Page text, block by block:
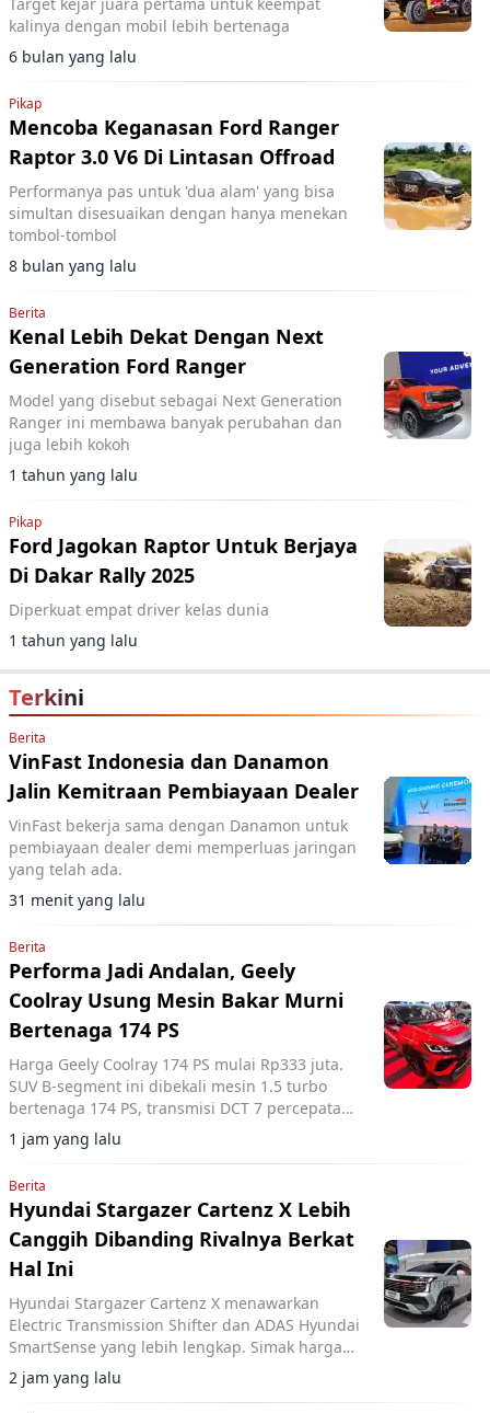
kalinya dengan mobil lebih bertenaga
6 bulan yang lalu
Pikap
Mencoba Keganasan Ford Ranger
Raptor 3.0 V6 Di Lintasan Offroad
Performanya pas untuk 'dua alam' yang bisa
simultan disesuaikan dengan hanya menekan
tombol-tombol
8 bulan yang lalu
Berita
Kenal Lebih Dekat Dengan Next
Generation Ford Ranger
Model yang disebut sebagai Next Generation
Ranger ini membawa banyak perubahan dan
juga lebih kokoh
1 tahun yang lalu
Pikap
Ford Jagokan Raptor Untuk Berjaya
Di Dakar Rally 2025
Diperkuat empat driver kelas dunia
1 tahun yang lalu
Terkini
Berita
VinFast Indonesia dan Danamon
Jalin Kemitraan Pembiayaan Dealer
VinFast bekerja sama dengan Danamon untuk
pembiayaan dealer demi memperluas jaringan
yang telah ada.
31 menit yang lalu
Berita
Performa Jadi Andalan, Geely
Coolray Usung Mesin Bakar Murni
Bertenaga 174 PS
Harga Geely Coolray 174 PS mulai Rp333 juta.
SUV B-segment ini dibekali mesin 1.5 turbo
bertenaga 174 PS, transmisi DCT 7 percepatan,
akselerasi 0-100 km/jam dalam 7,6 detik, serta
ADAS Level 2.
1 jam yang lalu
Berita
Hyundai Stargazer Cartenz X Lebih
Canggih Dibanding Rivalnya Berkat
Hal Ini
Hyundai Stargazer Cartenz X menawarkan
Electric Transmission Shifter dan ADAS Hyundai
SmartSense yang lebih lengkap. Simak harga
Hyundai Stargazer Cartenz X terbaru mulai
Rp350 juta di artikel ini.
2 jam yang lalu